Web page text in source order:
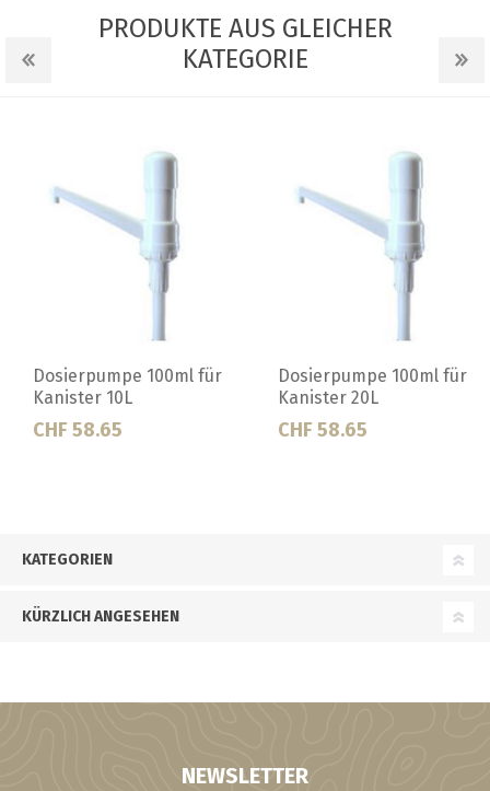
PRODUKTE AUS GLEICHER
KATEGORIE
Dosierpumpe 100ml für
Kanister 10L
CHF 58.65
Dosierpumpe 100ml für
Kanister 20L
CHF 58.65
KATEGORIEN
KÜRZLICH ANGESEHEN
NEWSLETTER